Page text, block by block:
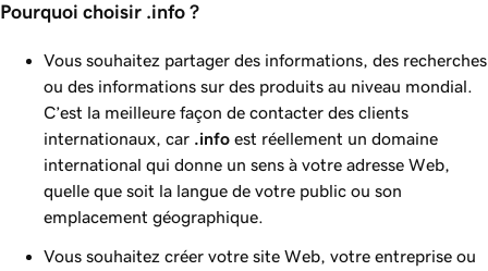
Pourquoi choisir .info ?
Vous souhaitez partager des informations, des recherches
ou des informations sur des produits au niveau mondial.
C’est la meilleure façon de contacter des clients
internationaux, car .info est réellement un domaine
international qui donne un sens à votre adresse Web,
quelle que soit la langue de votre public ou son
emplacement géographique.
Vous souhaitez créer votre site Web, votre entreprise ou